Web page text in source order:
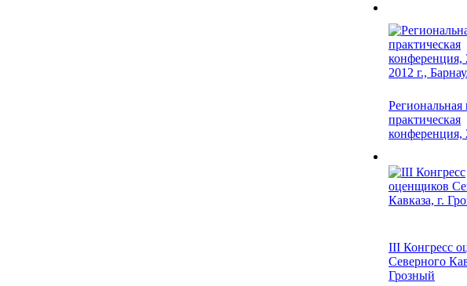
Региональная
практическая
конференция,
III Конгресс
Северного
Грозный